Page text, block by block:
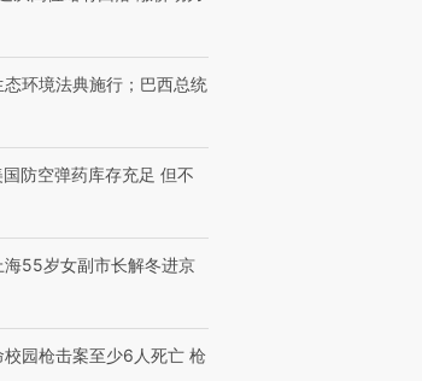
环境法典施行；巴西总统
防空弹药库存充足 但不
海55岁女副市长解冬进京
园枪击案至少6人死亡 枪